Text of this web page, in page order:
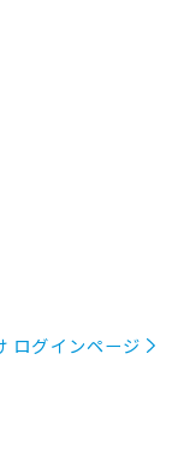
ログインページ